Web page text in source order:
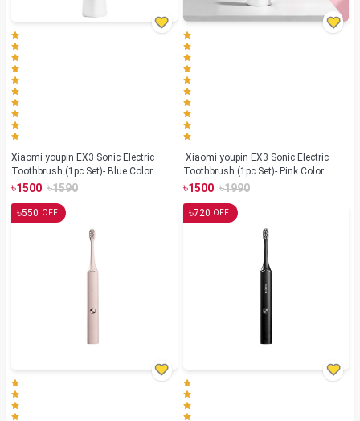
Xiaomi youpin EX3 Sonic Electric
Toothbrush (1pc Set)- Blue Color
৳1500 ৳1590
Toothbrush (1pc Set)- Pink Color
৳1500 ৳1990
৳550 OFF ৳720 OFF